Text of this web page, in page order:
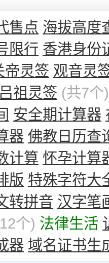
售点 海拔高度
限行 香港身份
帝灵签 观音灵
吕祖灵签 (共7个)
安全期计算器
器 佛教日历查
计算 怀孕计算
版 特殊字符大
转拼音 汉字笔
个) 法律生活
器 域名证书生